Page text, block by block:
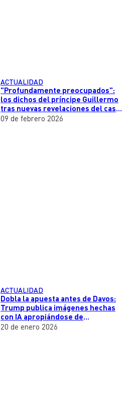
ACTUALIDAD
"Profundamente preocupados":
los dichos del príncipe Guillermo
tras nuevas revelaciones del caso
Epstein
09 de febrero 2026
ACTUALIDAD
Dobla la apuesta antes de Davos:
Trump publica imágenes hechas
con IA apropiándose de
Groenlandia
20 de enero 2026